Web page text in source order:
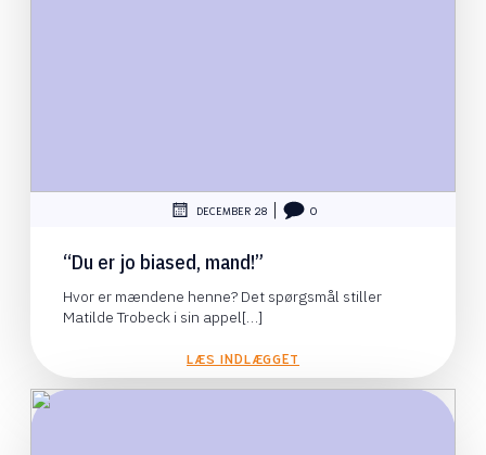
DECEMBER 28 0
“Du er jo biased, mand!”
Hvor er mændene henne? Det spørgsmål stiller
Matilde Trobeck i sin appel[…]
LÆS INDLÆGGET